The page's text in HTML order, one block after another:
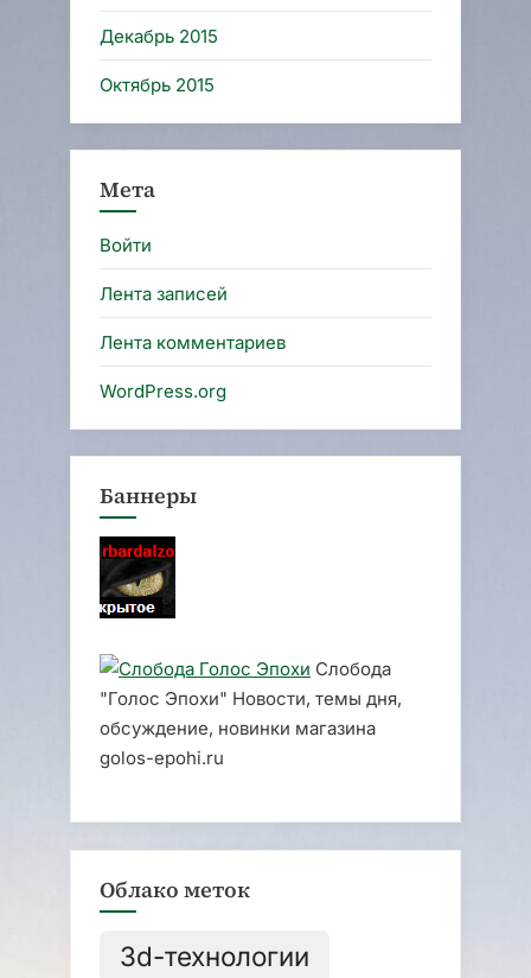
Декабрь 2015
Октябрь 2015
Мета
Войти
Лента записей
Лента комментариев
WordPress.org
Баннеры
Слобода
"Голос Эпохи" Новости, темы дня,
обсуждение, новинки магазина
golos-epohi.ru
Облако меток
3d-технологии